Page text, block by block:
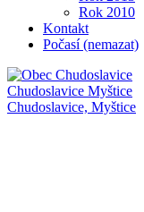
Rok 2010
Kontakt
Počasí (nemazat)
Chudoslavice Myštice
Chudoslavice, Myštice